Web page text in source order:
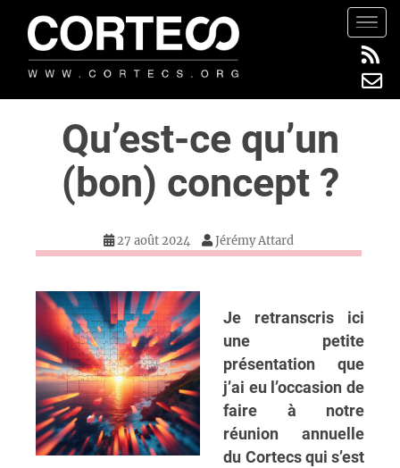
t
Qu’est-ce qu’un
(bon) concept ?
27 août 2024 Jérémy Attard
Je retranscris ici
une petite
présentation que
j’ai eu l’occasion de
faire à notre
réunion annuelle
du Cortecs qui s’est